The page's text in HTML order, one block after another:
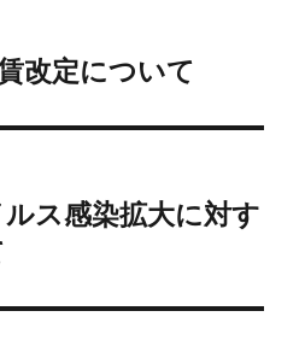
改定について
ス感染拡大に対す